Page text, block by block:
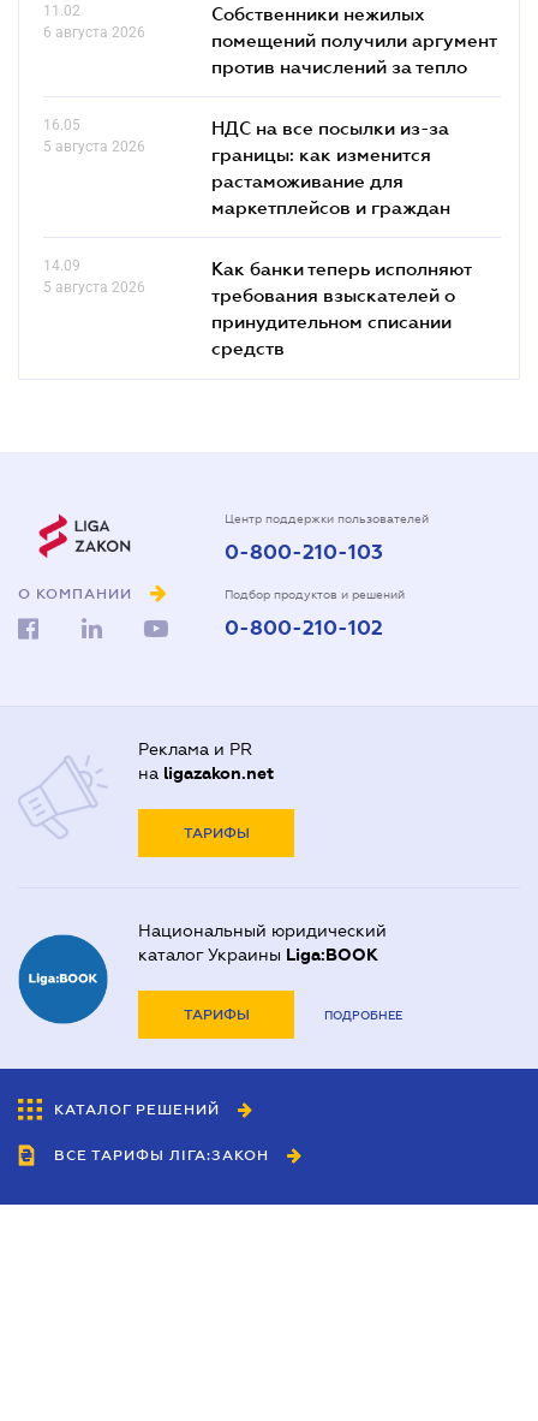
11.02
6 августа 2026
Собственники нежилых
помещений получили аргумент
против начислений за тепло
16.05
5 августа 2026
НДС на все посылки из-за
границы: как изменится
растаможивание для
маркетплейсов и граждан
14.09
5 августа 2026
Как банки теперь исполняют
требования взыскателей о
принудительном списании
средств
О КОМПАНИИ
Центр поддержки пользователей
0-800-210-103
Подбор продуктов и решений
0-800-210-102
Реклама и PR
на ligazakon.net
ТАРИФЫ
Национальный юридический
каталог Украины Liga:BOOK
ТАРИФЫ ПОДРОБНЕЕ
КАТАЛОГ РЕШЕНИЙ
ВСЕ ТАРИФЫ ЛІГА:ЗАКОН